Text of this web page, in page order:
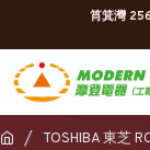
筲箕灣
TOSHIBA 東芝